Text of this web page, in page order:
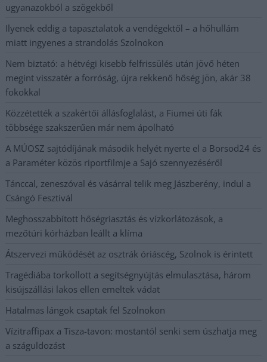
ugyanazokból a szögekből
Ilyenek eddig a tapasztalatok a vendégektől – a hőhullám
miatt ingyenes a strandolás Szolnokon
Nem biztató: a hétvégi kisebb felfrissülés után jövő héten
megint visszatér a forróság, újra rekkenő hőség jön, akár 38
fokokkal
Közzétették a szakértői állásfoglalást, a Fiumei úti fák
többsége szakszerűen már nem ápolható
A MÚOSZ sajtódíjának második helyét nyerte el a Borsod24 és
a Paraméter közös riportfilmje a Sajó szennyezéséről
Tánccal, zeneszóval és vásárral telik meg Jászberény, indul a
Csángó Fesztivál
Meghosszabbított hőségriasztás és vízkorlátozások, a
mezőtúri kórházban leállt a klíma
Átszervezi működését az osztrák óriáscég, Szolnok is érintett
Tragédiába torkollott a segítségnyújtás elmulasztása, három
kisújszállási lakos ellen emeltek vádat
Hatalmas lángok csaptak fel Szolnokon
Vízitraffipax a Tisza-tavon: mostantól senki sem úszhatja meg
a száguldozást